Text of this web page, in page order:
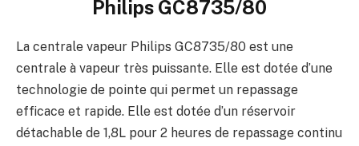
Philips GC8735/80
La centrale vapeur Philips GC8735/80 est une
centrale à vapeur très puissante. Elle est dotée d’une
technologie de pointe qui permet un repassage
efficace et rapide. Elle est dotée d’un réservoir
détachable de 1,8L pour 2 heures de repassage continu